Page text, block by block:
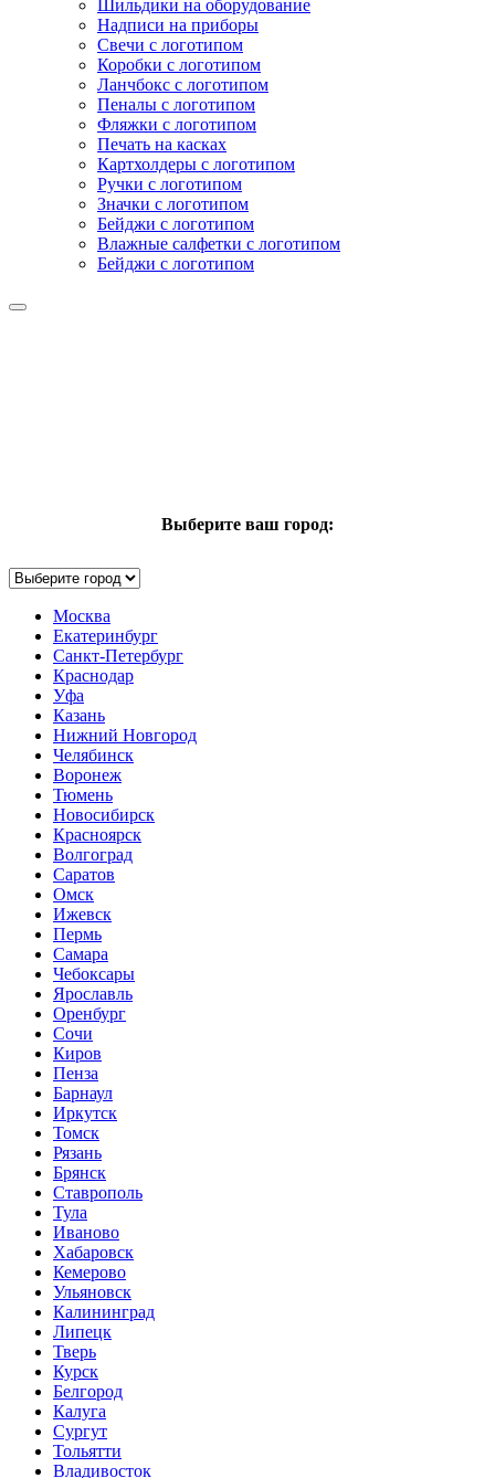
Шильдики на оборудование
Надписи на приборы
Свечи с логотипом
Коробки с логотипом
Ланчбокс с логотипом
Пеналы с логотипом
Фляжки с логотипом
Печать на касках
Картхолдеры с логотипом
Ручки с логотипом
Значки с логотипом
Бейджи с логотипом
Влажные салфетки с логотипом
Бейджи с логотипом
Выберите ваш город:
Москва
Екатеринбург
Санкт-Петербург
Краснодар
Уфа
Казань
Нижний Новгород
Челябинск
Воронеж
Тюмень
Новосибирск
Красноярск
Волгоград
Саратов
Омск
Ижевск
Пермь
Самара
Чебоксары
Ярославль
Оренбург
Сочи
Киров
Пенза
Барнаул
Иркутск
Томск
Рязань
Брянск
Ставрополь
Тула
Иваново
Хабаровск
Кемерово
Ульяновск
Калининград
Липецк
Тверь
Курск
Белгород
Калуга
Сургут
Тольятти
Владивосток